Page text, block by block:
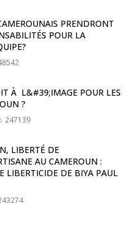
PRENDRONT
POUR LA
À L&#39;IMAGE POUR LES
?
247139
LIBERTÉ DE
AU CAMEROUN :
LIBERTICIDE DE BIYA PAUL